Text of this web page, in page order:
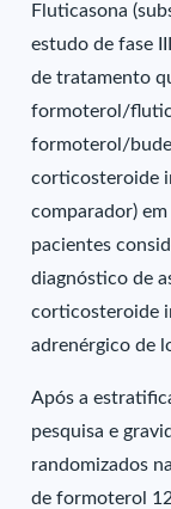
Fluticasona
estudo de fase
de tratamento
formoterol/
formoterol/
corticosteroide
comparador)
pacientes
diagnóstico de
corticosteroide
adrenérgico de
Após a
pesquisa e
randomizados
de formoterol